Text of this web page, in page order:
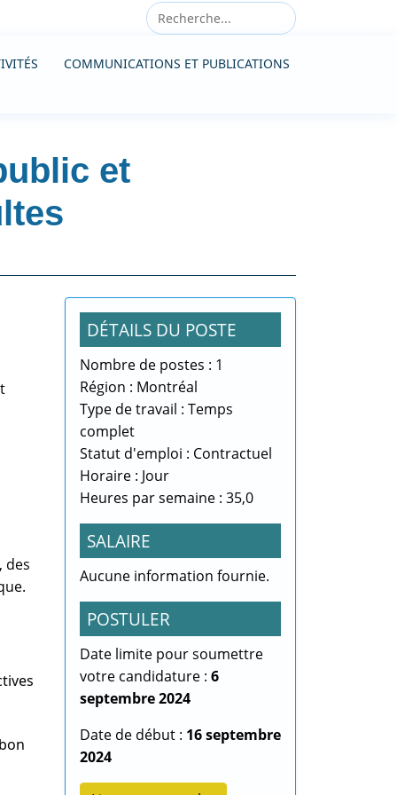
COMMUNICATIONS ET PUBLICATIONS
et
DÉTAILS DU POSTE
Nombre de postes : 1
Région : Montréal
Type de travail : Temps
complet
Statut d'emploi : Contractuel
Horaire : Jour
Heures par semaine : 35,0
SALAIRE
Aucune information fournie.
POSTULER
Date limite pour soumettre
votre candidature : 6
septembre 2024
Date de début : 16 septembre
2024
des